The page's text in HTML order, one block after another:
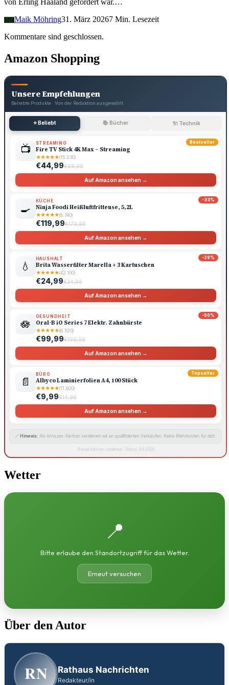
von Erling Haaland gefordert war.…
MMMaik Möhring31. März 20267 Min. Lesezeit
Kommentare sind geschlossen.
Amazon Shopping
Unsere Empfehlungen
Beliebte Produkte · Von der Redaktion ausgewählt
⭐ Beliebt 📚 Bücher 🔌 Technik
Bestseller
📺 STREAMING
Fire TV Stick 4K Max – Streaming
★★★★★(15.230)
€44,99€69,99
Auf Amazon ansehen →
-33%
🍳
KÜCHE
Ninja Foodi Heißluftfritteuse, 5,2L
★★★★★(8.740)
€119,99€179,99
Auf Amazon ansehen →
-29%
💧
HAUSHALT
Brita Wasserfilter Marella + 3 Kartuschen
★★★★★(42.100)
€24,99€34,99
Auf Amazon ansehen →
-50%
🪷
GESUNDHEIT
Oral-B iO Series 7 Elektr. Zahnbürste
★★★★★(6.520)
€99,99€199,99
Auf Amazon ansehen →
Topseller
📄
BÜRO
Albyco Laminierfolien A4, 100 Stück
★★★★★(11.800)
€9,99€14,99
Auf Amazon ansehen →
🔗 Hinweis: Als Amazon-Partner verdienen wir an qualifizierten Verkäufen. Keine Mehrkosten für dich.
Preise können variieren · Stand: 8.8.2026
Wetter
📍
Bitte erlaube den Standortzugriff für das Wetter.
Erneut versuchen
Über den Autor
RN Rathaus Nachrichten
Redakteur/in